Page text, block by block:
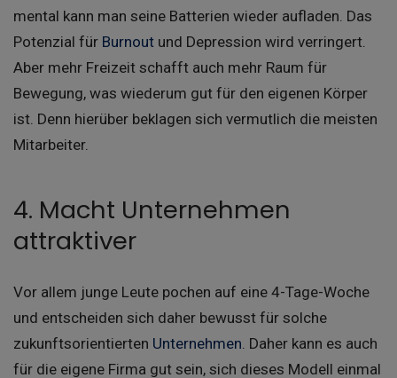
mental kann man seine Batterien wieder aufladen. Das
Potenzial für Burnout und Depression wird verringert.
Aber mehr Freizeit schafft auch mehr Raum für
Bewegung, was wiederum gut für den eigenen Körper
ist. Denn hierüber beklagen sich vermutlich die meisten
Mitarbeiter.
4. Macht Unternehmen
attraktiver
Vor allem junge Leute pochen auf eine 4-Tage-Woche
und entscheiden sich daher bewusst für solche
zukunftsorientierten Unternehmen . Daher kann es auch
für die eigene Firma gut sein, sich dieses Modell einmal